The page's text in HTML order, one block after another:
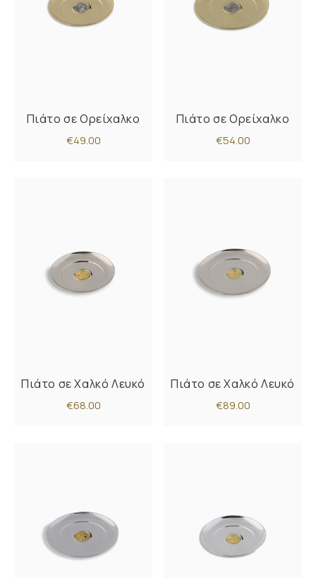
Πιάτο σε Ορείχαλκο
€49.00
Πιάτο σε Ορείχαλκο
€54.00
Πιάτο σε Χαλκό Λευκό
€68.00
Πιάτο σε Χαλκό Λευκό
€89.00